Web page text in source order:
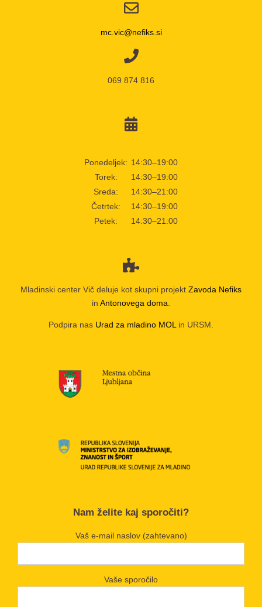
mc.vic@nefiks.si
069 874 816
Ponedeljek: 14:30–19:00
Torek:
14:30–19:00
Sreda:
14:30–21:00
Četrtek:
14:30–19:00
Petek:
14:30–21:00
Mladinski center Vič deluje kot skupni projekt Zavoda Nefiks
in Antonovega doma
Podpira nas Urad za mladino MOL in URSM.
Nam želite kaj sporočiti?
Vaš e-mail naslov (zahtevano)
Vaše sporočilo